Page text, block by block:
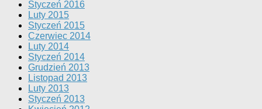
Styczeń 2016
Luty 2015
Styczeń 2015
Czerwiec 2014
Luty 2014
Styczeń 2014
Grudzień 2013
Listopad 2013
Luty 2013
Styczeń 2013